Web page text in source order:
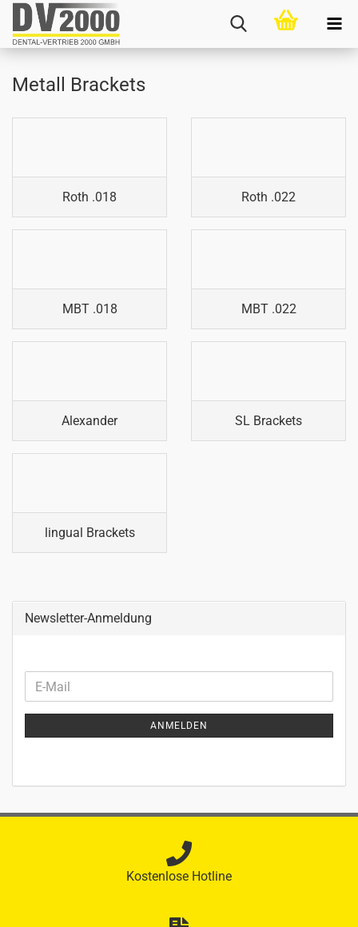
Metall Brackets
Roth .018 Roth .022
MBT .018 MBT .022
Alexander SL Brackets
lingual Brackets
Newsletter-Anmeldung
WEITER
ZUR
NEWSLETTER-
E-
Mail
ANMELDEN
Kostenlose Hotline